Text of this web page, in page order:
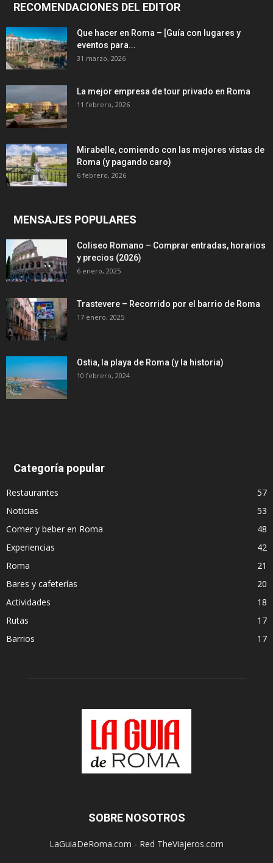
RECOMENDACIONES DEL EDITOR
Que hacer en Roma – [Guía con lugares y
eventos para...
31 marzo, 2026
La mejor empresa de tour privado en Roma
11 febrero, 2026
Mirabelle, comiendo con las mejores vistas de
Roma (y pagando caro)
6 febrero, 2026
MENSAJES POPULARES
Coliseo Romano – Comprar entradas, horarios
y precios (2026)
6 enero, 2025
Trastevere – Recorrido por el barrio de Roma
17 enero, 2025
Ostia, la playa de Roma (y la historia)
10 febrero, 2024
Categoría popular
Restaurantes
57
Noticias
53
Comer y beber en Roma
48
Experiencias
42
Roma
21
Bares y cafeterías
20
Actividades
18
Rutas
17
Barrios
17
SOBRE NOSOTROS
LaGuiaDeRoma.com - Red TheViajeros.com